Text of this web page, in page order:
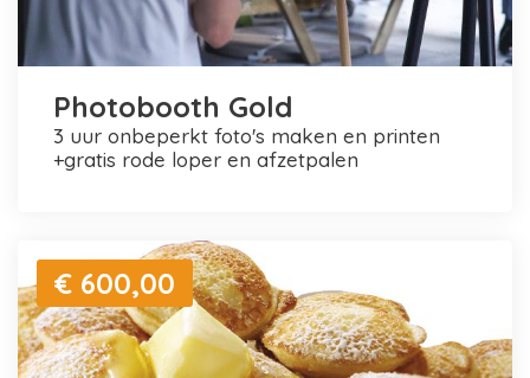
Photobooth Gold
3 uur onbeperkt foto's maken en printen
+gratis rode loper en afzetpalen
€ 600,00